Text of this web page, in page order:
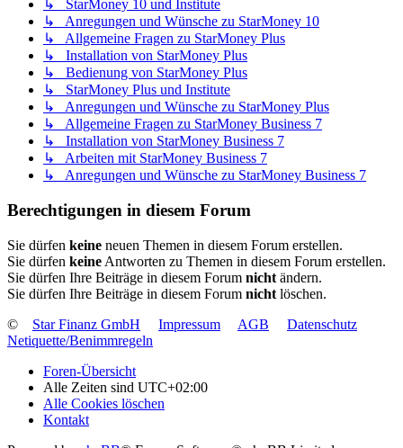
↳ StarMoney 10 und Institute
↳ Anregungen und Wünsche zu StarMoney 10
↳ Allgemeine Fragen zu StarMoney Plus
↳ Installation von StarMoney Plus
↳ Bedienung von StarMoney Plus
↳ StarMoney Plus und Institute
↳ Anregungen und Wünsche zu StarMoney Plus
↳ Allgemeine Fragen zu StarMoney Business 7
↳ Installation von StarMoney Business 7
↳ Arbeiten mit StarMoney Business 7
↳ Anregungen und Wünsche zu StarMoney Business 7
Berechtigungen in diesem Forum
Sie dürfen keine neuen Themen in diesem Forum erstellen.
Sie dürfen keine Antworten zu Themen in diesem Forum erstellen.
Sie dürfen Ihre Beiträge in diesem Forum nicht ändern.
Sie dürfen Ihre Beiträge in diesem Forum nicht löschen.
©
Star Finanz GmbH Impressum AGB
Datenschutz
Netiquette/Benimmregeln
Foren-Übersicht
Alle Zeiten sind UTC+02:00
Alle Cookies löschen
Kontakt